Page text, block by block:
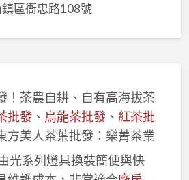
區衙忠路108號
！茶農自耕、自有高海拔茶
批發、 烏龍茶批發、 紅茶批
方美人茶葉批發：樂菁茶業
光系列燈具換裝簡便與快